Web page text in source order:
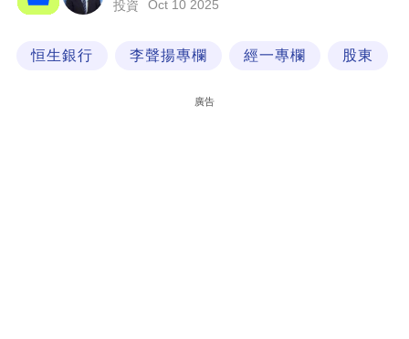
科
投資 Oct 10 2025
恒生銀行 李聲揚專欄 經一專欄 股東
廣告